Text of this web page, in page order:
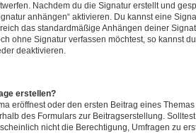
Nachdem du die Signatur erstellt und
anhängen“ aktivieren. Du kannst eine
das standardmäßige Anhängen deiner
ohne Signatur verfassen möchtest, so kannst
deaktivieren.
erstellen?
eröffnest oder den ersten Beitrag eines
des Formulars zur Beitragserstellung.
nicht die Berechtigung, Umfragen zu